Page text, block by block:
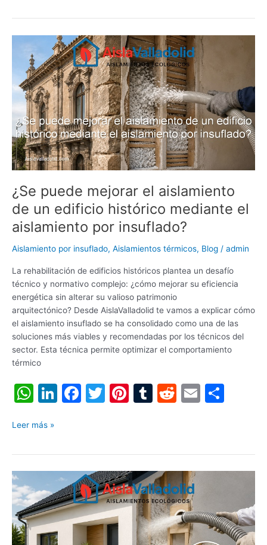
s
A
p
p
e
dI
n
e
b
o
o
k
er e
st
bl
r
di
t
l
p
ar
¿Se puede mejorar el aislamiento
de un edificio histórico mediante el
aislamiento por insuflado?
Aislamiento por insuflado, Aislamientos térmicos, Blog / admin
La rehabilitación de edificios históricos plantea un desafío
técnico y normativo complejo: ¿cómo mejorar su eficiencia
energética sin alterar su valioso patrimonio
arquitectónico? Desde AislaValladolid te vamos a explicar cómo
el aislamiento insuflado se ha consolidado como una de las
soluciones más viables y recomendadas por los técnicos del
sector. Esta técnica permite optimizar el comportamiento
térmico
W
at
s
A
p
p
Li
e
dI
n
F
e
b
o
o
k
T
er
Pi
e
st
T
bl
r
R
di
t
E
l
p
ar
puede
mejorar
aislamiento
un
edificio
histórico
mediante
el
aislamiento
por
insuflado?
Leer más »
¿Se
puede
aislar
una
casa
sin